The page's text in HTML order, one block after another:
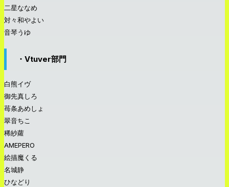
二星ななめ
対々和やよい
音琴うゆ
・Vtuver部門
白熊イヴ
御先真しろ
苺条あめしょ
翠音ちこ
稀紗蘿
AMEPERO
絵描魔くる
名城静
ひなどり